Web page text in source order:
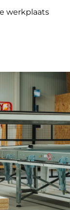
werkplaats